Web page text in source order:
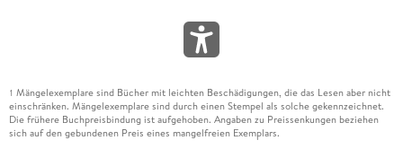
1 Mängelexemplare sind Bücher mit leichten Beschädigungen, die das Lesen aber nicht
einschränken. Mängelexemplare sind durch einen Stempel als solche gekennzeichnet.
Die frühere Buchpreisbindung ist aufgehoben. Angaben zu Preissenkungen beziehen
sich auf den gebundenen Preis eines mangelfreien Exemplars.